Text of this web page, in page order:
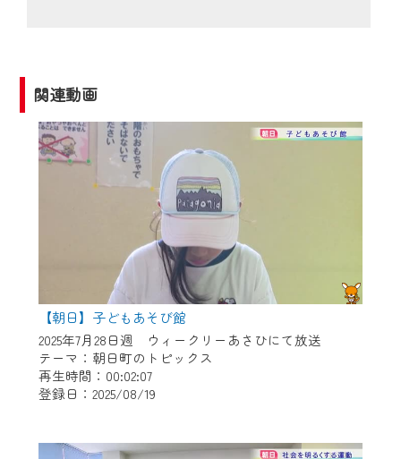
関連動画
【朝日】子どもあそび館
2025年7月28日週 ウィークリーあさひにて放送
テーマ：朝日町のトピックス
再生時間：00:02:07
登録日：2025/08/19
2024年9月24日からはご加入者様へのサー
ビス向上のため、
『CCNet Web TV』を利用いただくには、
一部コンテンツを除き、
CCNetサービスへの加入と『CCNetマイ
ページ※』へのログインが必要となりま
何卒、ご理解ご了承の程よろしくお願い
いたします。
※マイページへのログインには、MyIDが必
要となります。
※MyIDとは、CCNet Web TVを含むCCNetの
各種サービスをご利用頂くためのIDです。
で設定できます。